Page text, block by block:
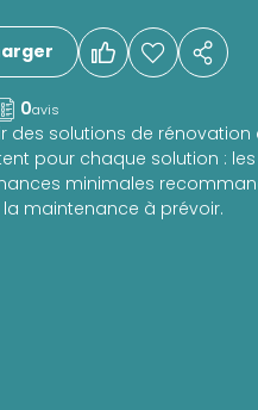
0avis
des solutions de rénovation
pour chaque solution :
minimales
maintenance à prévoir.